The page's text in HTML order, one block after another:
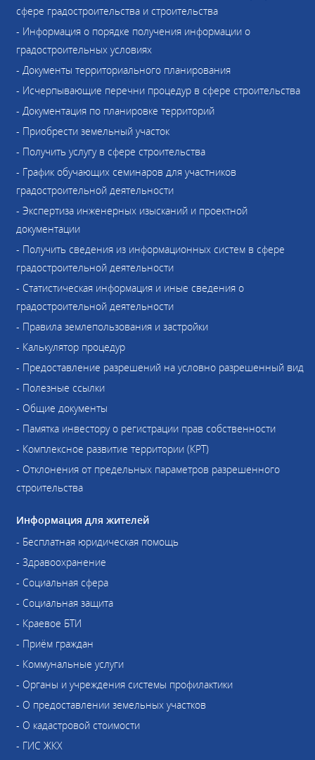
сфере градостроительства и строительства
- Информация о порядке получения информации о
градостроительных условиях
- Документы территориального планирования
- Исчерпывающие перечни процедур в сфере строительства
- Документация по планировке территорий
- Приобрести земельный участок
- Получить услугу в сфере строительства
- График обучающих семинаров для участников
градостроительной деятельности
- Экспертиза инженерных изысканий и проектной
документации
- Получить сведения из информационных систем в сфере
градостроительной деятельности
- Статистическая информация и иные сведения о
градостроительной деятельности
- Правила землепользования и застройки
- Калькулятор процедур
- Предоставление разрешений на условно разрешенный вид
- Полезные ссылки
- Общие документы
- Памятка инвестору о регистрации прав собственности
- Комплексное развитие территории (КРТ)
- Отклонения от предельных параметров разрешенного
строительства
Информация для жителей
- Бесплатная юридическая помощь
- Здравоохранение
- Социальная сфера
- Социальная защита
- Краевое БТИ
- Приём граждан
- Коммунальные услуги
- Органы и учреждения системы профилактики
- О предоставлении земельных участков
- О кадастровой стоимости
- ГИС ЖКХ